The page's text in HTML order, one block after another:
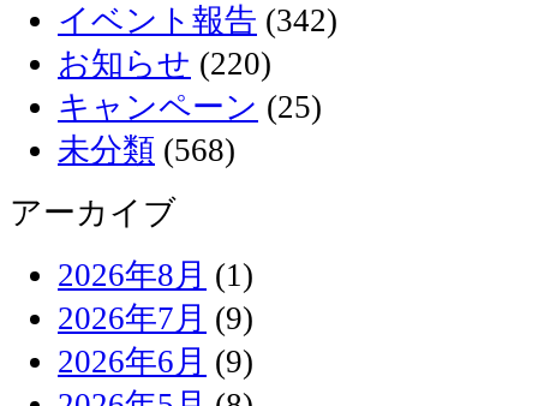
イベント報告 (342)
お知らせ (220)
キャンペーン (25)
未分類 (568)
アーカイブ
2026年8月 (1)
2026年7月 (9)
2026年6月 (9)